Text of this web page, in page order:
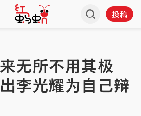
投稿
无所不用其极
李光耀为自己辩